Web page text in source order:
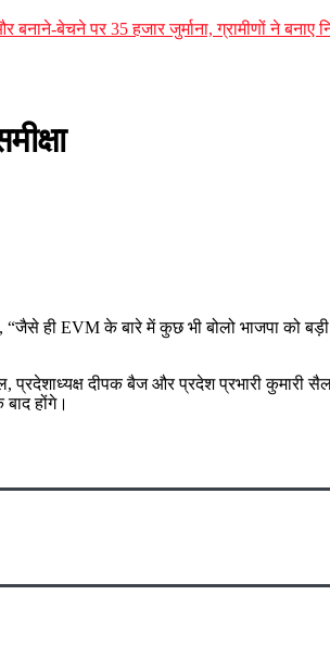
बेचने पर 35 हजार जुर्माना, ग्रामीणों ने बनाए
“जैसे ही EVM के बारे में कुछ भी बोलो भाजपा को
दीपक बैज और प्रदेश प्रभारी कुमारी
होंगे।